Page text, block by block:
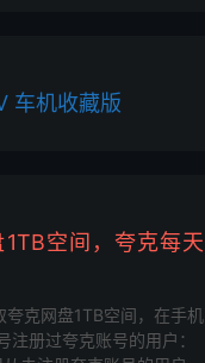
车机收藏版
空间，夸克每天
克网盘1TB空间，在手机
册过夸克账号的用户：